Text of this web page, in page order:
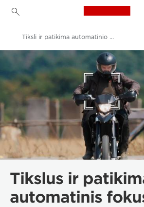
Canon
Vaizdo kameros
Tiksli ir patikima automatinio fokusavimo vaizdo kamera
Tikslus ir
automatinis